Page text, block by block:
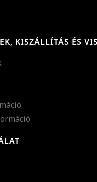
KISZÁLLÍTÁS ÉS